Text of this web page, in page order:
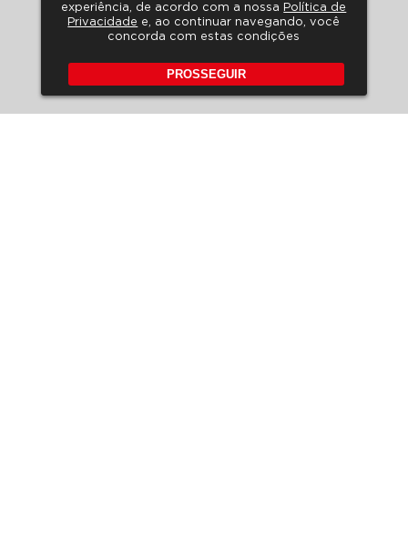
experiência, de acordo com a nossa Política de
Privacidade e, ao continuar navegando, você
concorda com estas condições
PROSSEGUIR